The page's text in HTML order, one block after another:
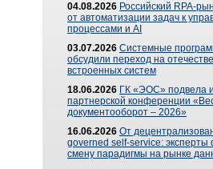
04.08.2026 Российский RPA-
от автоматизации задач к
процессами и AI
03.07.2026 Системные
обсудили переход на
встроенных систем
18.06.2026 ГК «ЭОС» подвела
партнерской конференции
документооборот – 2026»
16.06.2026 От
governed self-service: эксперты
смену парадигмы на рынке